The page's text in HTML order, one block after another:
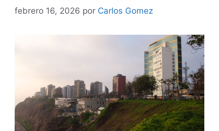
febrero 16, 2026 por Carlos Gomez